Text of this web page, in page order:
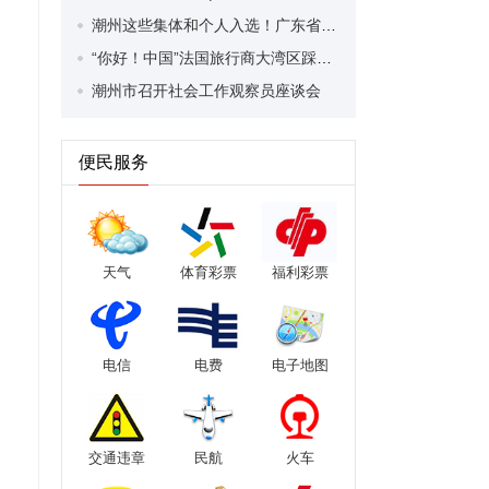
潮州市召开社会工作观察员座谈会
便民服务
天气 体育彩票 福利彩票
电信 电费 电子地图
交通违章 民航 火车